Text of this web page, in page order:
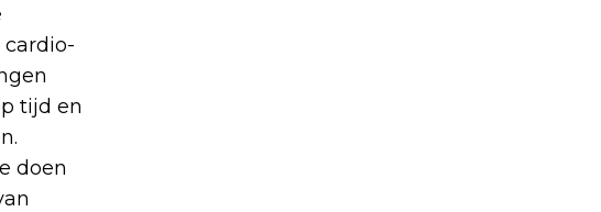
tijd en
doen